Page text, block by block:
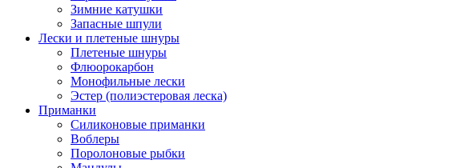
Зимние катушки
Запасные шпули
Лески и плетеные шнуры
Плетеные шнуры
Флюорокарбон
Монофильные лески
Эстер (полиэстеровая леска)
Приманки
Силиконовые приманки
Воблеры
Поролоновые рыбки